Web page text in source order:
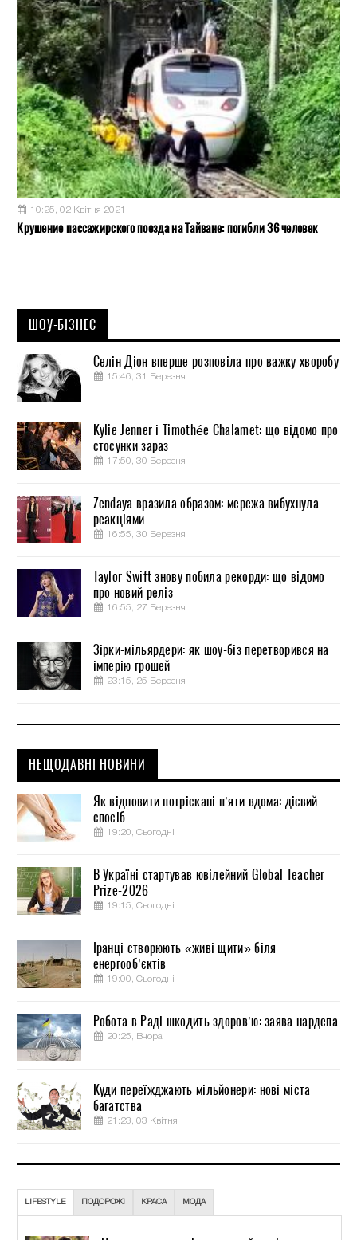
10:25, 02 Квітня 2021
Крушение пассажирского поезда на Тайване: погибли 36 человек
ШОУ-БІЗНЕС
Селін Діон вперше розповіла про важку хворобу
15:46, 31 Березня
Kylie Jenner і Timothée Chalamet: що відомо про
стосунки зараз
17:50, 30 Березня
Zendaya вразила образом: мережа вибухнула
реакціями
16:55, 30 Березня
Taylor Swift знову побила рекорди: що відомо
про новий реліз
16:55, 27 Березня
Зірки-мільярдери: як шоу-біз перетворився на
імперію грошей
23:15, 25 Березня
НЕЩОДАВНІ НОВИНИ
Як відновити потріскані п’яти вдома: дієвий
спосіб
19:20, Сьогодні
В Україні стартував ювілейний Global Teacher
Prize-2026
19:15, Сьогодні
Іранці створюють «живі щити» біля
енергооб’єктів
19:00, Сьогодні
Робота в Раді шкодить здоров’ю: заява нардепа
20:25, Вчора
Куди переїжджають мільйонери: нові міста
багатства
21:23, 03 Квітня
LIFESTYLE ПОДОРОЖІ КРАСА МОДА